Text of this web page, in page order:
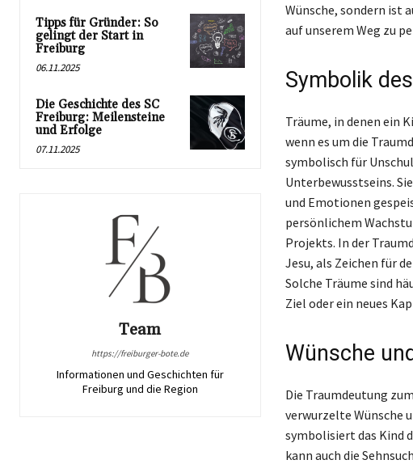
Tipps für Gründer: So
gelingt der Start in
Freiburg
06.11.2025
Die Geschichte des SC
Freiburg: Meilensteine
und Erfolge
07.11.2025
Team
https://freiburger-bote.de
Informationen und Geschichten für
Freiburg und die Region
Wünsche, sondern ist
auf unserem Weg zu
Symbolik
Träume, in denen ein
wenn es um die
symbolisch für
Unterbewusstseins.
und Emotionen
persönlichem
Projekts. In der
Jesu, als Zeichen für
Solche Träume sind
Ziel oder ein neues
Wünsche
Die Traumdeutung
verwurzelte Wünsche
symbolisiert das Kind
kann auch die